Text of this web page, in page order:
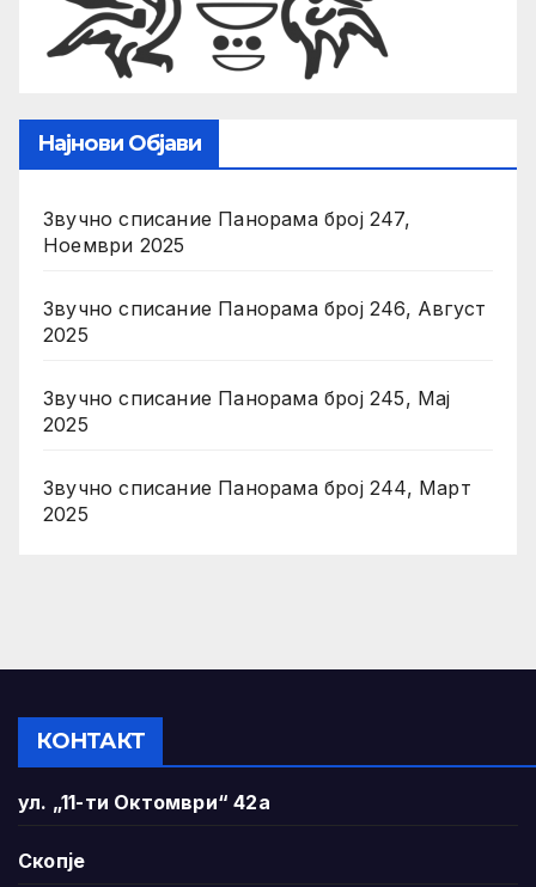
Најнови Објави
Звучно списание Панорама број 247,
Ноември 2025
Звучно списание Панорама број 246, Август
2025
Звучно списание Панорама број 245, Мај
2025
Звучно списание Панорама број 244, Март
2025
КОНТАКТ
ул. „11-ти Октомври“ 42а
Скопје